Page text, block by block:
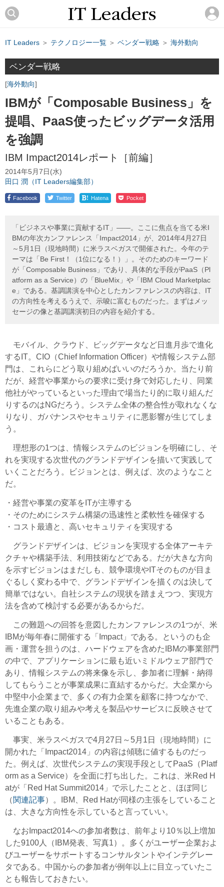
IT Leaders ＞ テクノロジー一覧 ＞ ベンダー戦略 ＞ 海外動向
ベンダー戦略
海外動向
IBMが「Composable Business」を
提唱、PaaS使ったビッグデータ活用
を強調
IBM Impact2014レポート［前編］
2014年5月7日(水)
田口 潤（IT Leaders編集部）
Facebook Twitter ! Hatena Pocket
「ビジネスや事業に貢献するIT」――。ここに焦点を当てる米I
BMの年次カンファレンス「Impact2014」が、2014年4月27日
～5月1日（現地時間）に米ラスベガスで開催された。今年のテ
ーマは「Be First！（1位になる！）」。そのためのキーワード
が「Composable Business」であり、具体的な手段がPaaS（Pl
atform as a Service）の「BlueMix」や「IBM Cloud Marketplac
e」である。基調講演を中心としたカンファレンスの内容は、IT
の方向性を考えるうえで、示唆に富むものだった。まずはメッ
セージの像と基調講演初日の内容を紹介する。
モバイル、クラウド、ビッグデータなど日進月歩で進化
するIT。CIO（Chief Information Officer）や情報システム部
門は、これらにどう取り組めばいいのだろうか。当たり前
だが、経営や事業からの要求に受け身で対応したり、同業
他社がやっているといった理由で場当たり的に取り組んだ
りするのはNGだろう。システム全体の整合性が取れなくな
りなり、ガバナンスやセキュリティに悪影響が生じてしま
う。
理想形の1つは、情報システムのビジョンを明確にし、そ
れを実現する次世代のグランドデザインを描いて実践して
いくことだろう。ビジョンとは、例えば、次のようなこと
だ。
・経営や事業の変革をITが主導する
・そのためにシステム構築の迅速性と柔軟性を確保する
・コスト最適と、高いセキュリティを実現する
グランドデザインは、ビジョンを実現する全体アーキテ
クチャや構築手法、利用技術などである。だが大きな方向
を示すビジョンはまだしも、競争環境やITそのものが目ま
ぐるしく変わる中で、グランドデザインを描くのは決して
簡単ではない。自社システムの現状を踏まえつつ、実現方
法を含めて検討する必要があるからだ。
この難題への回答を意図したカンファレンスの1つが、米
IBMが毎年春に開催する「Impact」である。というのも企
画・運営を担うのは、ハードウェアを含めたIBMの事業部門
の中で、アプリケーションに最も近いミドルウェア部門で
あり、情報システムの将来像を示し、参加者に理解・納得
してもらうことが事業成果に直結するからだ。大企業から
中堅中小企業まで、多くの有力企業を顧客に持つなかで、
先進企業の取り組みや考えを製品やサービスに反映させて
いることもある。
事実、米ラスベガスで4月27日～5月1日（現地時間）に
開かれた「Impact2014」の内容は傾聴に値するものだっ
た。例えば、次世代システムの実現手段としてPaaS（Platf
orm as a Service）を全面に打ち出した。これは、米Red H
atが「Red Hat Summit2014」で示したことと、ほぼ同じ
（関連記事）。IBM、Red Hatが同様の主張をしていること
は、大きな方向性を示していると言っていい。
なおImpact2014への参加者数は、前年より10％以上増加
した9100人（IBM発表、写真1）。多くがユーザー企業およ
びユーザーをサポートするコンサルタントやインテグレー
タである。中国からの参加者が例年以上に目立っていたこ
とも報告しておきたい。